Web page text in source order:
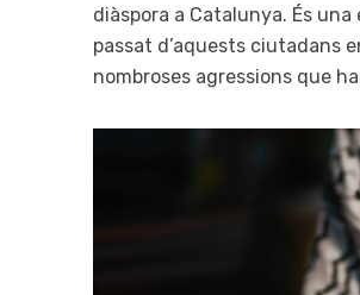
diàspora a Catalunya. És
passat d’aquests ciutadans
nombroses agressions que